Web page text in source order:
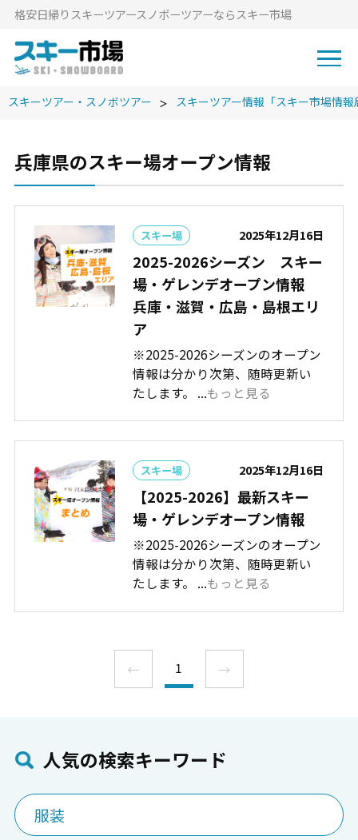
格安⽇帰りスキーツアースノボーツアーならスキー市場
スキーツアー・スノボツアー スキーツアー情報「スキー市場情報
兵庫県のスキー場オープン情報
スキー場 2025年12月16日
2025-2026シーズン スキー
場・ゲレンデオープン情報
兵庫・滋賀・広島・島根エリ
ア
※2025-2026シーズンのオープン
情報は分かり次第、随時更新い
たします。 ...もっと見る
スキー場 2025年12月16日
【2025-2026】最新スキー
場・ゲレンデオープン情報
※2025-2026シーズンのオープン
情報は分かり次第、随時更新い
たします。 ...もっと見る
← 1 →
⼈気の検索キーワード
服装